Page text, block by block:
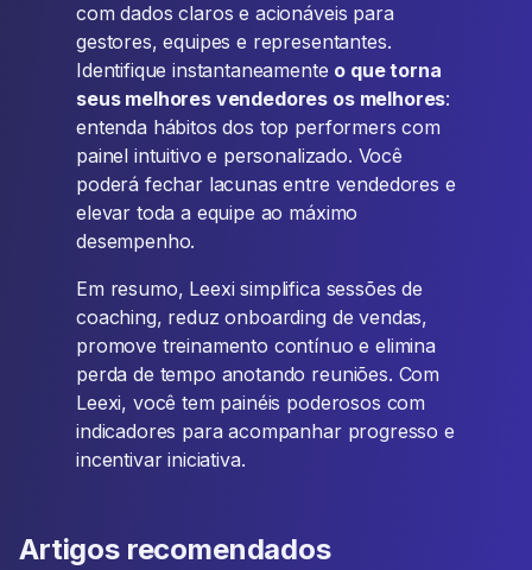
com dados claros e acionáveis para
gestores, equipes e representantes.
Identifique instantaneamente o que torna
seus melhores vendedores os melhores:
entenda hábitos dos top performers com
painel intuitivo e personalizado. Você
poderá fechar lacunas entre vendedores e
elevar toda a equipe ao máximo
desempenho.
Em resumo, Leexi simplifica sessões de
coaching, reduz onboarding de vendas,
promove treinamento contínuo e elimina
perda de tempo anotando reuniões. Com
Leexi, você tem painéis poderosos com
indicadores para acompanhar progresso e
incentivar iniciativa.
Artigos recomendados